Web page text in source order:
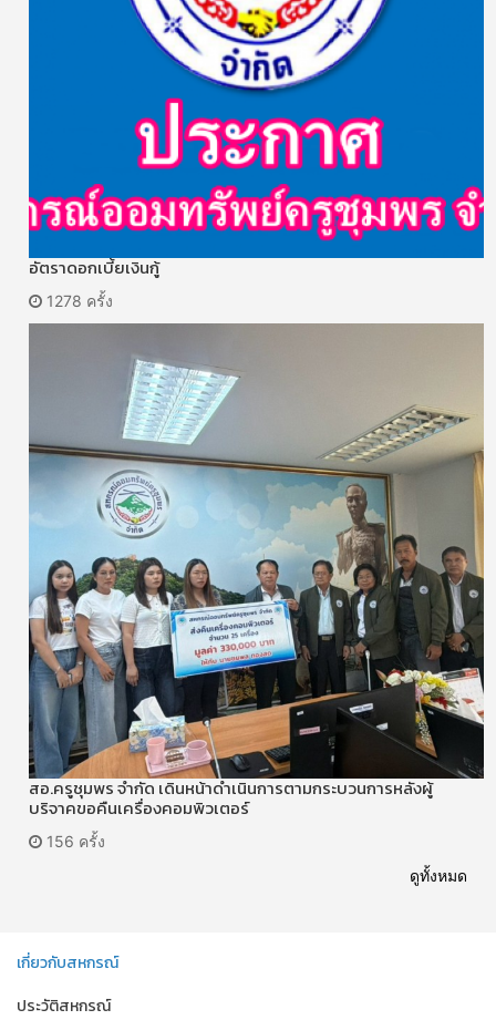
อัตราดอกเบี้ยเงินกู้
1278 ครั้ง
สอ.ครูชุมพร จำกัด เดินหน้าดำเนินการตามกระบวนการหลังผู้
บริจาคขอคืนเครื่องคอมพิวเตอร์
156 ครั้ง
ดูทั้งหมด
เกี่ยวกับสหกรณ์
ประวัติสหกรณ์